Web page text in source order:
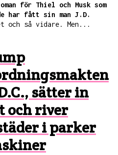
för Thiel och Musk som
har fått sin man J.D.
och så vidare. Men...
sätter in
och river
i parker